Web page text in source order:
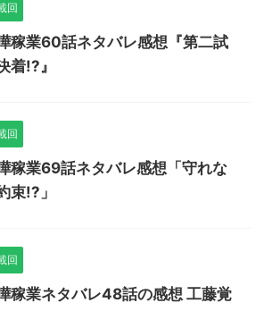
回
稼業60話ネタバレ感想『第二試
着!?』
回
稼業69話ネタバレ感想「守れな
束!?」
回
稼業ネタバレ48話の感想 工藤覚